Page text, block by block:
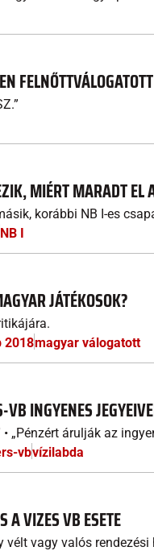
MIÉRT MARADT EL
korábbi NB I-es
NB I
JÁTÉKOSOK?
2018magyar válogatott
INGYENES
„Pénzért árulják az
vbvízilabda
A VIZES VB ESETE
vélt vagy valós